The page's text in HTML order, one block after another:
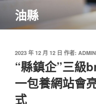
主
油縣
發
佈
2023 年 12 月 12 日 作者: ADMIN
“縣鎮企”三級
一包養網站會
式